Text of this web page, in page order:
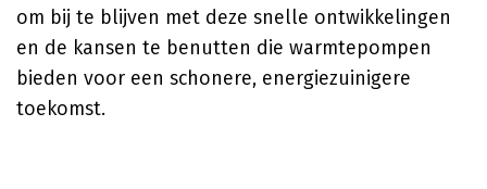
om bij te blijven met deze snelle ontwikkelingen
en de kansen te benutten die warmtepompen
bieden voor een schonere, energiezuinigere
toekomst.